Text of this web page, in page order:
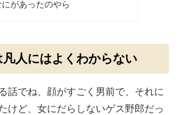
があったのやら
人にはよくわからない
話でね、顔がすごく男前で、それに
けど、女にだらしないゲス野郎だっ